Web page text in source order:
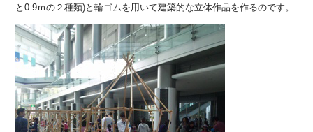
と0.9ｍの２種類)と輪ゴムを用いて建築的な立体作品を作るのです。